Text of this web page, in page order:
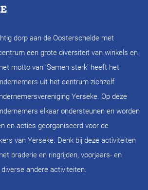
dorp aan de Oosterschelde met
een grote diversiteit van winkels en
motto van ‘Samen sterk’ heeft het
uit het centrum zichzelf
Yerseke. Op deze
elkaar ondersteunen en worden
en acties georganiseerd voor de
van Yerseke. Denk bij deze activiteiten
braderie en ringrijden, voorjaars- en
andere activiteiten.